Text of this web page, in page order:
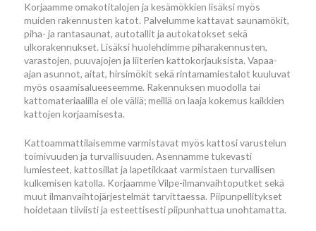
Korjaamme omakotitalojen ja kesämökkien lisäksi myös
muiden rakennusten katot. Palvelumme kattavat saunamökit,
piha- ja rantasaunat, autotallit ja autokatokset sekä
ulkorakennukset. Lisäksi huolehdimme piharakennusten,
varastojen, puuvajojen ja liiterien kattokorjauksista. Vapaa-
ajan asunnot, aitat, hirsimökit sekä rintamamiestalot kuuluvat
myös osaamisalueeseemme. Rakennuksen muodolla tai
kattomateriaalilla ei ole väliä; meillä on laaja kokemus kaikkien
kattojen korjaamisesta.
Kattoammattilaisemme varmistavat myös kattosi varustelun
toimivuuden ja turvallisuuden. Asennamme tukevasti
lumiesteet, kattosillat ja lapetikkaat varmistaen turvallisen
kulkemisen katolla. Korjaamme Vilpe-ilmanvaihtoputket sekä
muut ilmanvaihtojärjestelmät tarvittaessa. Piipunpellitykset
hoidetaan tiiviisti ja esteettisesti piipunhattua unohtamatta.